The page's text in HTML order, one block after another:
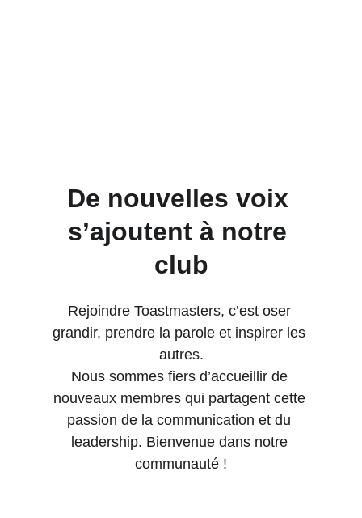
De nouvelles voix
s’ajoutent à notre
club
Rejoindre Toastmasters, c’est oser
grandir, prendre la parole et inspirer les
autres.
Nous sommes fiers d’accueillir de
nouveaux membres qui partagent cette
passion de la communication et du
leadership. Bienvenue dans notre
communauté !